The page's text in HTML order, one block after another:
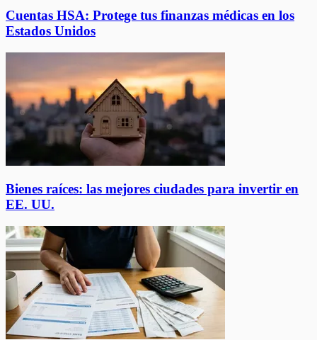
Cuentas HSA: Protege tus finanzas médicas en los
Estados Unidos
Bienes raíces: las mejores ciudades para invertir en
EE. UU.